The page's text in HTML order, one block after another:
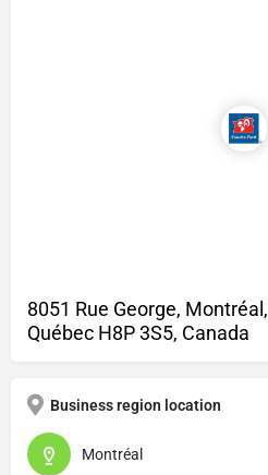
8051 Rue George, Montréal,
Québec H8P 3S5, Canada
Business region location
Montréal